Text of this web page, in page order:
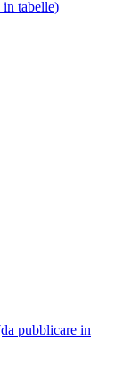
tabelle)
pubblicare in